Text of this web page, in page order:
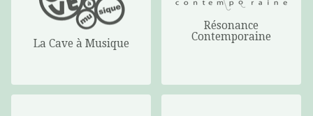
La Cave à Musique
Résonance
Contemporaine